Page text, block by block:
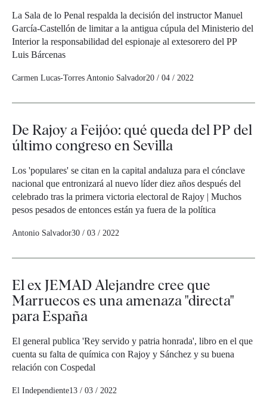
La Sala de lo Penal respalda la decisión del instructor Manuel
García-Castellón de limitar a la antigua cúpula del Ministerio del
Interior la responsabilidad del espionaje al extesorero del PP
Luis Bárcenas
Carmen Lucas-Torres Antonio Salvador20 / 04 / 2022
De Rajoy a Feijóo: qué queda del PP del
último congreso en Sevilla
Los 'populares' se citan en la capital andaluza para el cónclave
nacional que entronizará al nuevo líder diez años después del
celebrado tras la primera victoria electoral de Rajoy | Muchos
pesos pesados de entonces están ya fuera de la política
Antonio Salvador30 / 03 / 2022
El ex JEMAD Alejandre cree que
Marruecos es una amenaza "directa"
para España
El general publica 'Rey servido y patria honrada', libro en el que
cuenta su falta de química con Rajoy y Sánchez y su buena
relación con Cospedal
El Independiente13 / 03 / 2022